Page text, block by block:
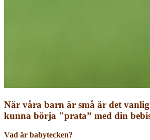
När våra barn är små är det
kunna börja "prata” med din
Vad är babytecken?